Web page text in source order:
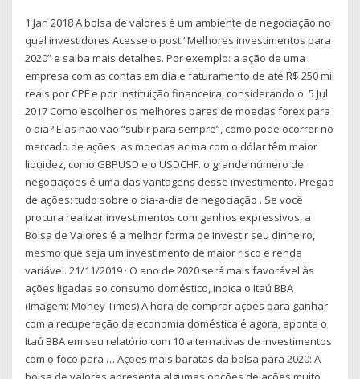
1 Jan 2018 A bolsa de valores é um ambiente de negociação no
qual investidores Acesse o post “Melhores investimentos para
2020” e saiba mais detalhes. Por exemplo: a ação de uma
empresa com as contas em dia e faturamento de até R$ 250 mil
reais por CPF e por instituição financeira, considerando o 5 Jul
2017 Como escolher os melhores pares de moedas forex para
o dia? Elas não vão “subir para sempre”, como pode ocorrer no
mercado de ações. as moedas acima com o dólar têm maior
liquidez, como GBPUSD e o USDCHF. o grande número de
negociações é uma das vantagens desse investimento. Pregão
de ações: tudo sobre o dia-a-dia de negociação . Se você
procura realizar investimentos com ganhos expressivos, a
Bolsa de Valores é a melhor forma de investir seu dinheiro,
mesmo que seja um investimento de maior risco e renda
variável. 21/11/2019 · O ano de 2020 será mais favorável às
ações ligadas ao consumo doméstico, indica o Itaú BBA
(Imagem: Money Times) A hora de comprar ações para ganhar
com a recuperação da economia doméstica é agora, aponta o
Itaú BBA em seu relatório com 10 alternativas de investimentos
com o foco para … Ações mais baratas da bolsa para 2020: A